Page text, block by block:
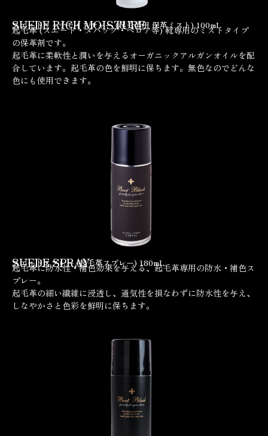
SUEDE RICH MOISTURE
スエードリッチモイスチャー (起毛革用 保革ミスト) 100mL
起毛革 (スエード・ヌバック・ベロア等) 靴専用のミストタイプ
の保革剤です。
起毛革に柔軟性と潤いを与えるオーガニックアルガンオイルを配
合しています。起毛革の色を鮮明に保ちます。無色なのでどんな
色にも使用できます。
SUEDE SPRAY
スエードスプレー (起毛革スプレー) 180mL
起毛革に防水性・補色効果を与える、起毛革専用の防水・補色ス
プレー。
起毛革の細い繊維に浸透し、通気性を損なわずに防水性を与え、
しなやかさと色彩を鮮明に保ちます。